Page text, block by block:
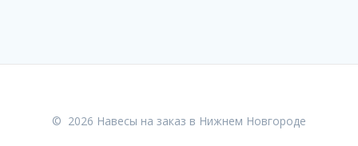
© 2026 Навесы на заказ в Нижнем Новгороде